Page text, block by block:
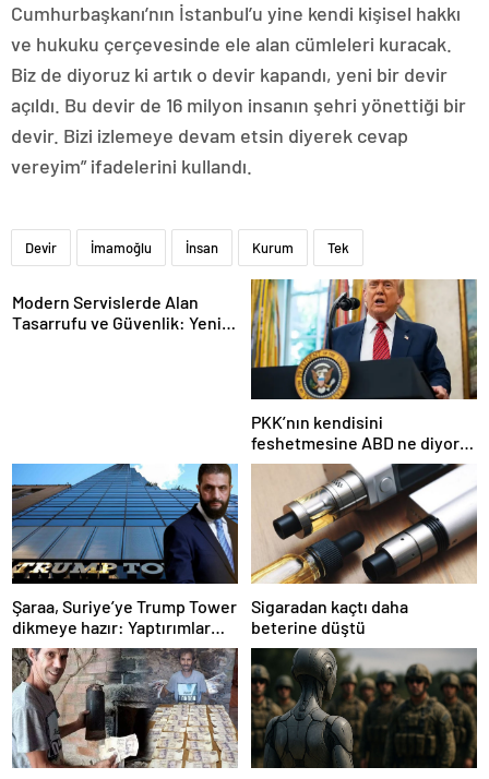
Cumhurbaşkanı’nın İstanbul’u yine kendi kişisel hakkı
ve hukuku çerçevesinde ele alan cümleleri kuracak.
Biz de diyoruz ki artık o devir kapandı, yeni bir devir
açıldı. Bu devir de 16 milyon insanın şehri yönettiği bir
devir. Bizi izlemeye devam etsin diyerek cevap
vereyim” ifadelerini kullandı.
Devir İmamoğlu İnsan Kurum Tek
Modern Servislerde Alan
Tasarrufu ve Güvenlik: Yeni
PKK’nın kendisini
feshetmesine ABD ne diyor?
İlk açıklama
Şaraa, Suriye’ye Trump Tower
dikmeye hazır: Yaptırımlar
bitsin yeter
Sigaradan kaçtı daha
beterine düştü